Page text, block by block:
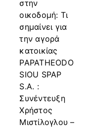
στην
οικοδομή: Τι
σημαίνει για
την αγορά
κατοικίας
PAPATHEODO
SIOU SPAP
S.A. :
Συνέντευξη
Χρήστος
Μιστίλογλου –